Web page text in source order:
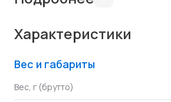
Характеристики
Вес и габариты
Вес, г (брутто)